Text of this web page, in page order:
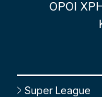
ΟΡΟΙ
Super League